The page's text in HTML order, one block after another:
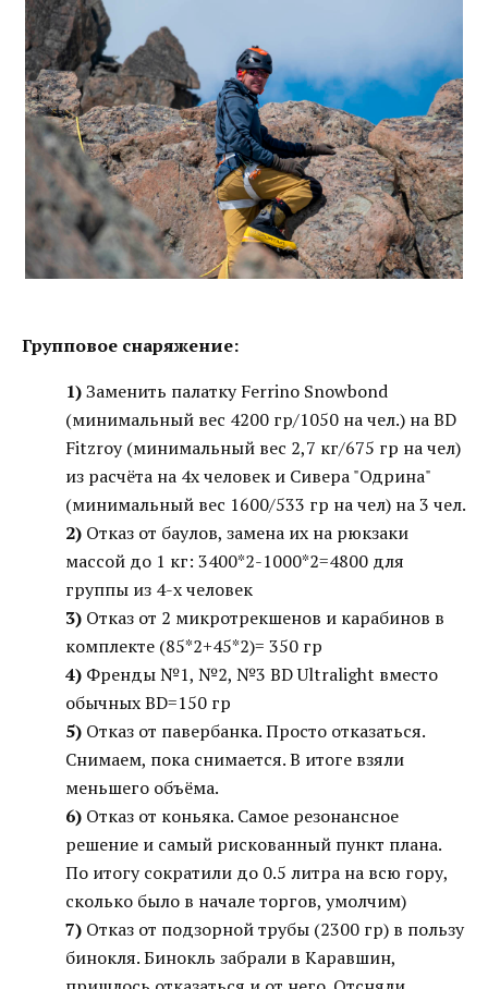
Групповое снаряжение:
1)Заменить палатку Ferrino Snowbond
(минимальный вес 4200 гр/1050 на чел.) на BD
Fitzroy (минимальный вес 2,7 кг/675 гр на чел)
из расчёта на 4х человек и Сивера "Одрина"
(минимальный вес 1600/533 гр на чел) на 3 чел.
2) Отказ от баулов, замена их на рюкзаки
массой до 1 кг: 3400*2-1000*2=4800 для
группы из 4-х человек
3) Отказ от 2 микротрекшенов и карабинов в
комплекте (85*2+45*2)= 350 гр
4) Френды №1, №2, №3 BD Ultralight вместо
обычных BD=150 гр
5) Отказ от павербанка. Просто отказаться.
Снимаем, пока снимается. В итоге взяли
меньшего объёма.
6) Отказ от коньяка. Самое резонансное
решение и самый рискованный пункт плана.
По итогу сократили до 0.5 литра на всю гору,
сколько было в начале торгов, умолчим)
7) Отказ от подзорной трубы (2300 гр) в пользу
бинокля. Бинокль забрали в Каравшин,